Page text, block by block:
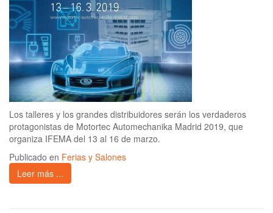
Los talleres y los grandes distribuidores serán los verdaderos
protagonistas de Motortec Automechanika Madrid 2019, que
organiza IFEMA del 13 al 16 de marzo.
Publicado en Ferias y Salones
Leer más ...